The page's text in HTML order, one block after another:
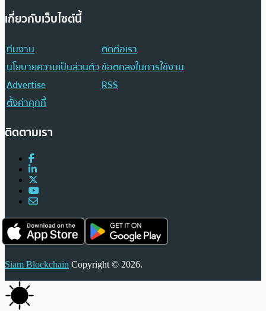
เกี่ยวกับเว็บไซต์นี้
ทีมงาน
ติดต่อเรา
นโยบายความเป็นส่วนตัวข้อตกลงในการใช้งาน
Advertise
RSS
ตั้งค่าคุกกี้
ติดตามเรา
Siam Blockchain Copyright © 2026.